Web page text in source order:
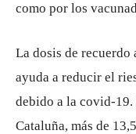
como por los
La dosis de
ayuda a reducir el
debido a la covid-19.
Cataluña, más de